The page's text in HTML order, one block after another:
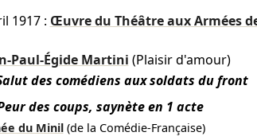
1917: Œuvre du Théâtre aux Armées
Paul-Égide Martini (Plaisir d'amour)
des comédiens aux soldats du front
des coups, saynète en 1 acte
du Minil (de la Comédie-Française)